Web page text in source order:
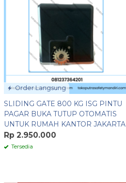
Order Langsung
SLIDING GATE 800 KG ISG PINTU
PAGAR BUKA TUTUP OTOMATIS
UNTUK RUMAH KANTOR JAKARTA
Rp 2.950.000
Tersedia